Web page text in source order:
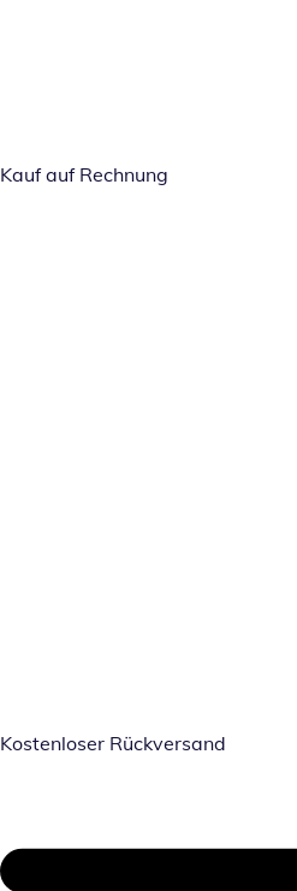
Kauf auf Rechnung
Kostenloser Rückversand